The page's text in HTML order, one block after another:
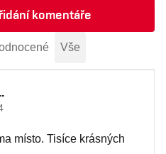
komentáře
Vše
místo. Tisíce krásných